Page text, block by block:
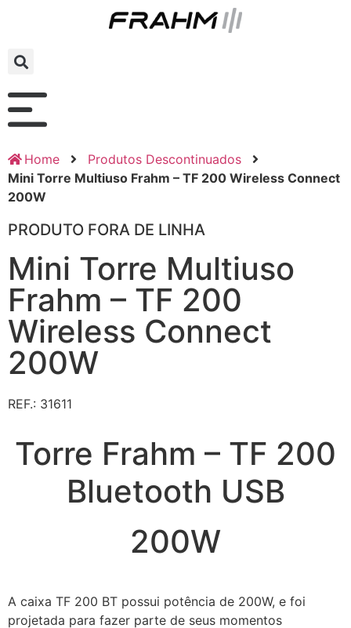
Home
Produtos Descontinuados
Mini Torre Multiuso Frahm – TF 200 Wireless Connect
200W
PRODUTO FORA DE LINHA
Mini Torre Multiuso
Frahm – TF 200
Wireless Connect
200W
REF.: 31611
Torre Frahm – TF 200
Bluetooth USB
200W
A caixa TF 200 BT possui potência de 200W, e foi
projetada para fazer parte de seus momentos